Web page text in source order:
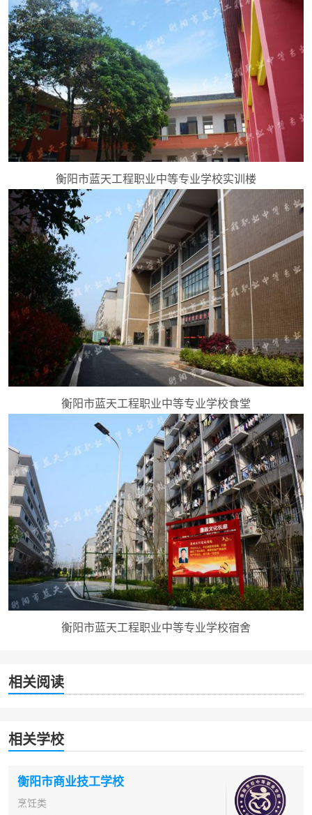
衡阳市蓝天工程职业中等专业学校实训楼
衡阳市蓝天工程职业中等专业学校食堂
衡阳市蓝天工程职业中等专业学校宿舍
相关阅读
相关学校
衡阳市商业技工学校
烹饪类